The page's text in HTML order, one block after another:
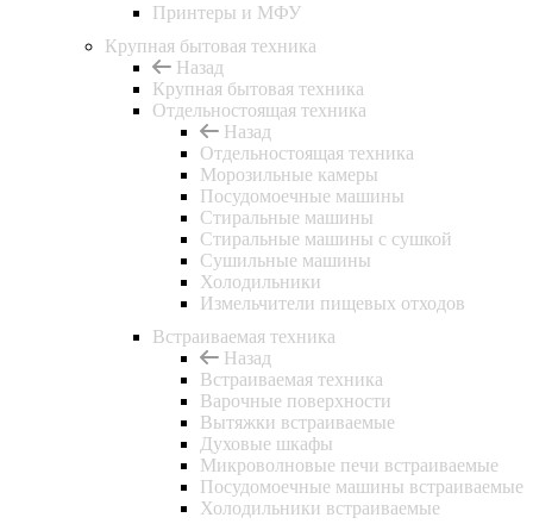
Принтеры и МФУ
Крупная бытовая техника
Назад
Крупная бытовая техника
Отдельностоящая техника
Назад
Отдельностоящая техника
Морозильные камеры
Посудомоечные машины
Стиральные машины
Стиральные машины с сушкой
Сушильные машины
Холодильники
Измельчители пищевых отходов
Встраиваемая техника
Назад
Встраиваемая техника
Варочные поверхности
Вытяжки встраиваемые
Духовые шкафы
Микроволновые печи встраиваемые
Посудомоечные машины встраиваемые
Холодильники встраиваемые